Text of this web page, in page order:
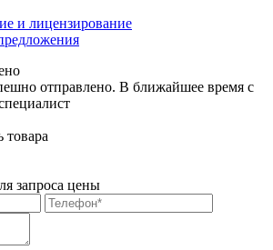
и лицензирование
отправлено. В ближайшее время с
товара
запроса цены